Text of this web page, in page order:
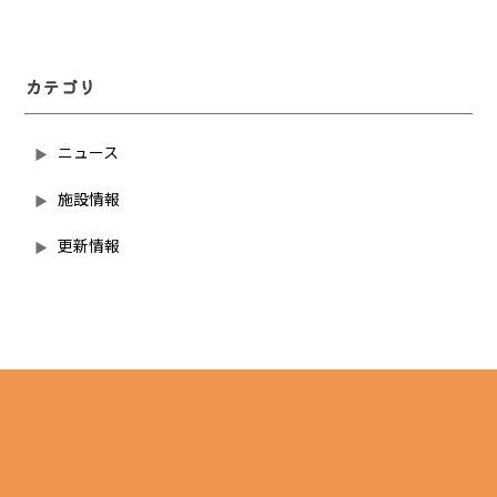
カテゴリ
ニュース
施設情報
更新情報